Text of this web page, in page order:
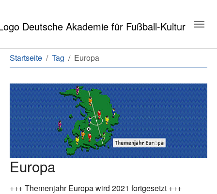
Sie sind hier:
Startseite Tag Europa
Europa
+++ Themenjahr Europa wird 2021 fortgesetzt +++